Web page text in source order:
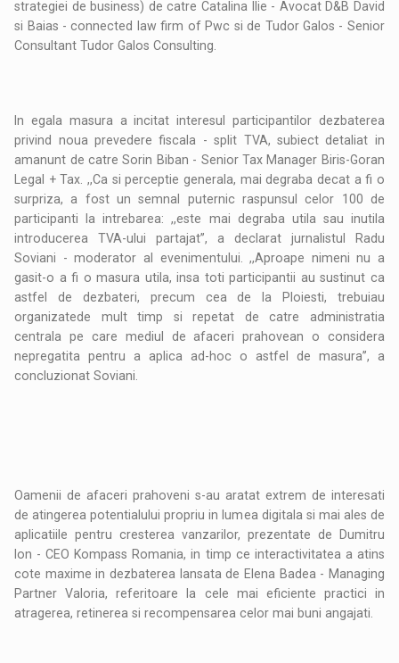
strategiei de business) de catre Catalina Ilie - Avocat D&B David
si Baias - connected law firm of Pwc si de Tudor Galos - Senior
Consultant Tudor Galos Consulting.
In egala masura a incitat interesul participantilor dezbaterea
privind noua prevedere fiscala - split TVA, subiect detaliat in
amanunt de catre Sorin Biban - Senior Tax Manager Biris-Goran
Legal + Tax. ,,Ca si perceptie generala, mai degraba decat a fi o
surpriza, a fost un semnal puternic raspunsul celor 100 de
participanti la intrebarea: ,,este mai degraba utila sau inutila
introducerea TVA-ului partajat’’, a declarat jurnalistul Radu
Soviani - moderator al evenimentului. ,,Aproape nimeni nu a
gasit-o a fi o masura utila, insa toti participantii au sustinut ca
astfel de dezbateri, precum cea de la Ploiesti, trebuiau
organizatede mult timp si repetat de catre administratia
centrala pe care mediul de afaceri prahovean o considera
nepregatita pentru a aplica ad-hoc o astfel de masura’’, a
concluzionat Soviani.
Oamenii de afaceri prahoveni s-au aratat extrem de interesati
de atingerea potentialului propriu in lumea digitala si mai ales de
aplicatiile pentru cresterea vanzarilor, prezentate de Dumitru
Ion - CEO Kompass Romania, in timp ce interactivitatea a atins
cote maxime in dezbaterea lansata de Elena Badea - Managing
Partner Valoria, referitoare la cele mai eficiente practici in
atragerea, retinerea si recompensarea celor mai buni angajati.